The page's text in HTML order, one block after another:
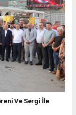
Ve Sergi İle